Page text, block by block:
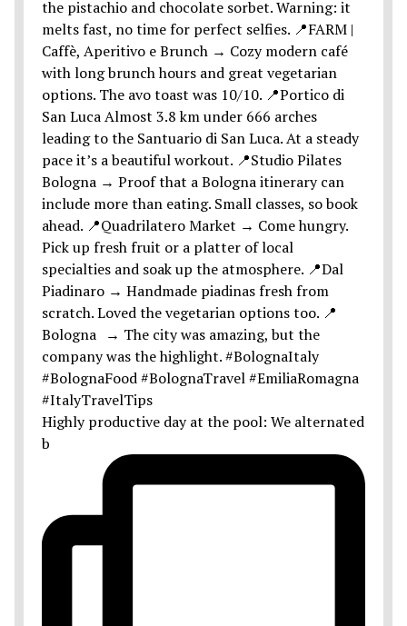
Highly productive day at the pool: We alternated
b